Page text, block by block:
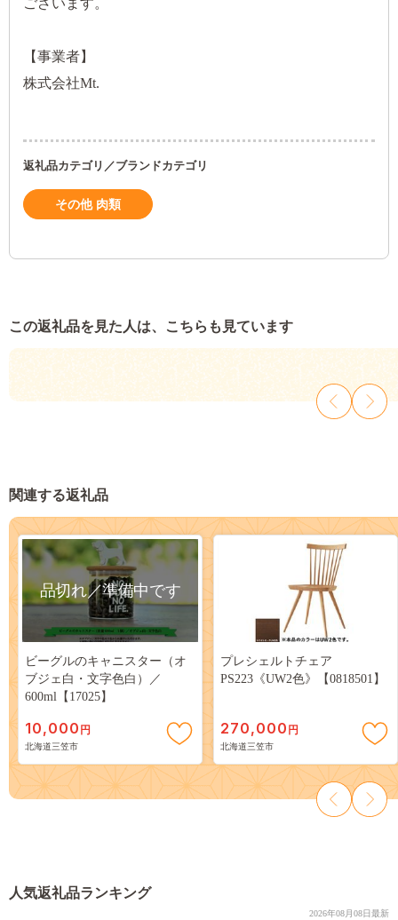
ございます。
【事業者】
株式会社Mt.
返礼品カテゴリ／ブランドカテゴリ
その他 肉類
この返礼品を見た人は、こちらも見ています
関連する返礼品
品切れ／準備中です
ビーグルのキャニスター（オ
ブジェ白・文字色白）／
600ml【17025】
10,000 円
北海道三笠市
プレシェルトチェア
PS223《UW2色》【0818501】
270,000 円
北海道三笠市
人気返礼品ランキング
2026年08月08日最新